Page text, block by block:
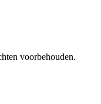
voorbehouden.